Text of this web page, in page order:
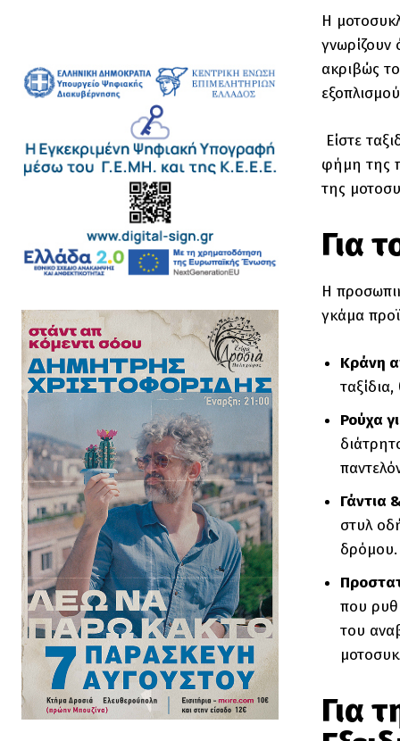
Η
γνωρίζουν
ακριβώς
Είστε
φήμη της
της
Για
Η
γκάμα
Κράνη
Ρούχα
Γάντια
στυλ
δρόμου.
που
του
Για